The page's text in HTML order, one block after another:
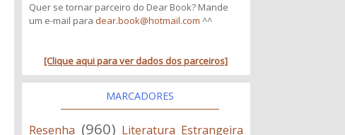
Quer se tornar parceiro do Dear Book? Mande
um e-mail para dear.book@hotmail.com ^^
[Clique aqui para ver dados dos parceiros]
MARCADORES
Resenha (960) Literatura Estrangeira